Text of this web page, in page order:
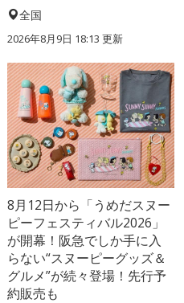
全国
2026年8月9日 18:13 更新
8月12日から「うめだスヌー
ピーフェスティバル2026」
が開幕！阪急でしか手に入
らない“スヌーピーグッズ＆
グルメ”が続々登場！先行予
約販売も